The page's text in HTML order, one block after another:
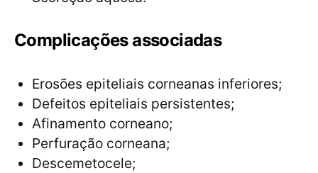
Complicações associadas
Erosões epiteliais corneanas inferiores;
Defeitos epiteliais persistentes;
Afinamento corneano;
Perfuração corneana;
Descemetocele;